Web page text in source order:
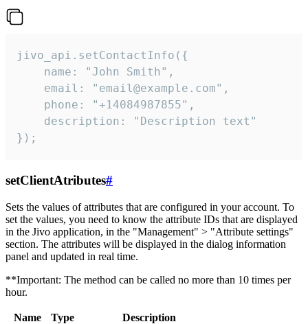
jivo_api.setContactInfo({
    name: "John Smith",
    email: "email@example.com",
    phone: "+14084987855",
    description: "Description text"
});
setClientAtributes#
Sets the values ​​of attributes that are configured in your account. To
set the values, you need to know the attribute IDs that are displayed
in the Jivo application, in the "Management" > "Attribute settings"
section. The attributes will be displayed in the dialog information
panel and updated in real time.
**Important: The method can be called no more than 10 times per
hour.
Name Type
Description